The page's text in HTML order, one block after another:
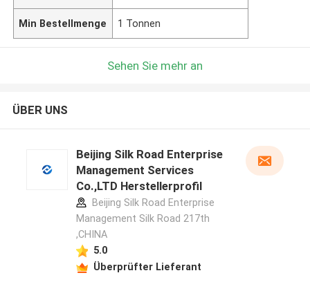
Min Bestellmenge 1 Tonnen
Sehen Sie mehr an
ÜBER UNS
Beijing Silk Road Enterprise
Management Services
Co.,LTD Herstellerprofil
Beijing Silk Road Enterprise
Management Silk Road 217th
,CHINA
5.0
Überprüfter Lieferant